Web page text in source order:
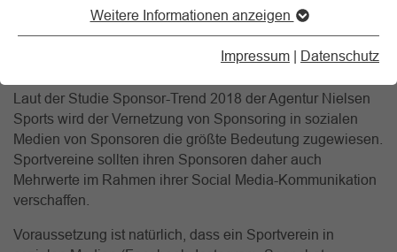
Weitere Informationen anzeigen
Impressum | Datenschutz
Technologische Trends haben Auswirkungen auf das
der Digitalisierung kein Weg vorbei.
Laut der Studie Sponsor-Trend 2018 der Agentur Nielsen
Sports wird der Vernetzung von Sponsoring in sozialen
Medien von Sponsoren die größte Bedeutung zugewiesen.
Sportvereine sollten ihren Sponsoren daher auch
Mehrwerte im Rahmen ihrer Social Media-Kommunikation
verschaffen.
Voraussetzung ist natürlich, dass ein Sportverein in